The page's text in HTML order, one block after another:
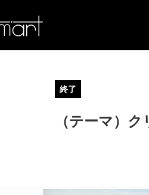
終了
（テーマ）